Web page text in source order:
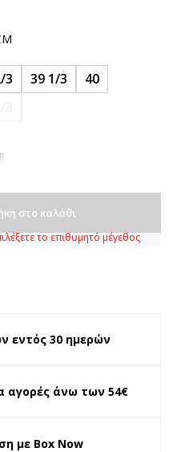
3 39 1/3
40
στο καλάθι
το επιθυμητό μέγεθος
εντός 30 ημερών
αγορές άνω των 54€
με Box Now